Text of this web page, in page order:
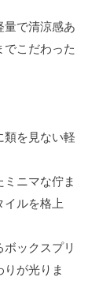
量で清涼感あ
こだわった
類を見ない軽
ニマな佇ま
イルを格上
ックスプリ
が光りま